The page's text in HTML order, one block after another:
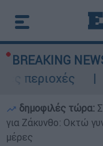
BREAKING
περιοχές
δημοφιλές τώρα:
για Ζάκυνθο: Οκτώ
μέρες